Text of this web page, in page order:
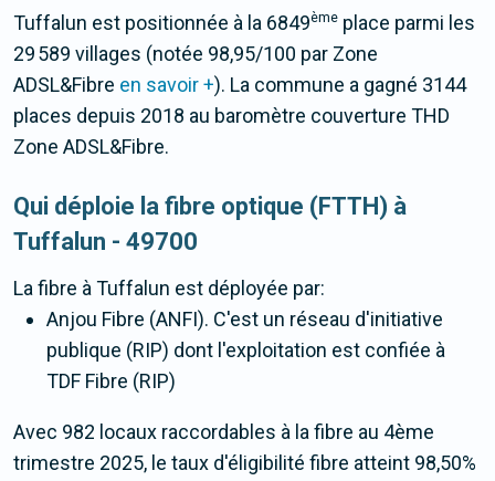
Tuffalun est positionnée à la 6849ème place parmi les
29 589 villages (notée 98,95/100 par Zone
ADSL&Fibre en savoir +). La commune a gagné 3144
places depuis 2018 au baromètre couverture THD
Zone ADSL&Fibre.
Qui déploie la fibre optique (FTTH) à
Tuffalun - 49700
La fibre à Tuffalun est déployée par:
Anjou Fibre (ANFI). C'est un réseau d'initiative
publique (RIP) dont l'exploitation est confiée à
TDF Fibre (RIP)
Avec 982 locaux raccordables à la fibre au 4ème
trimestre 2025, le taux d'éligibilité fibre atteint 98,50%